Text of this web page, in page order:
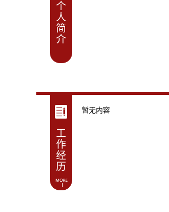
个
人
简
介
工
作
经
历
暂无内容